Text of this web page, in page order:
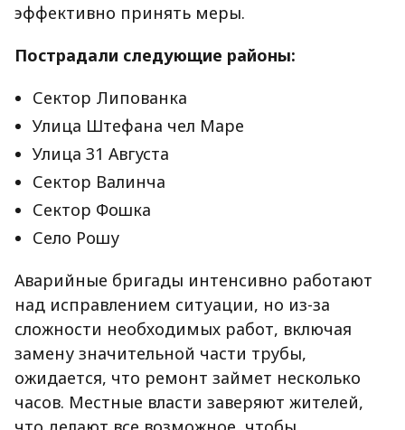
эффективно принять меры.
Пострадали следующие районы:
Сектор Липованка
Улица Штефана чел Маре
Улица 31 Августа
Сектор Валинча
Сектор Фошка
Село Рошу
Аварийные бригады интенсивно работают
над исправлением ситуации, но из-за
сложности необходимых работ, включая
замену значительной части трубы,
ожидается, что ремонт займет несколько
часов. Местные власти заверяют жителей,